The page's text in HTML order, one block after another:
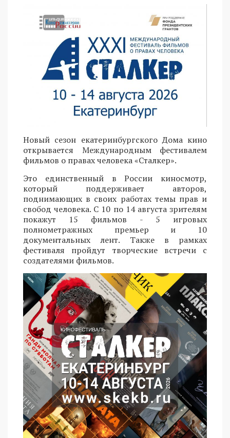
Новый сезон екатеринбургского Дома кино
открывается Международным фестивалем
фильмов о правах человека «Сталкер».
Это единственный в России киносмотр,
который поддерживает авторов,
поднимающих в своих работах темы прав и
свобод человека. С 10 по 14 августа зрителям
покажут 15 фильмов - 5 игровых
полнометражных премьер и 10
документальных лент. Также в рамках
фестиваля пройдут творческие встречи с
создателями фильмов.